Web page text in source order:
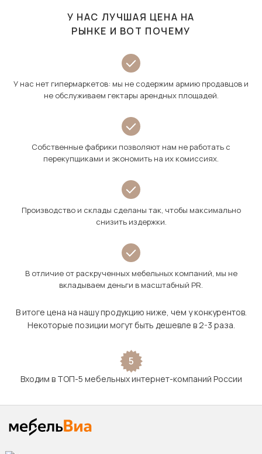
У НАС ЛУЧШАЯ ЦЕНА НА
РЫНКЕ И ВОТ ПОЧЕМУ
У нас нет гипермаркетов: мы не содержим армию продавцов и
не обслуживаем гектары арендных площадей.
Собственные фабрики позволяют нам не работать с
перекупщиками и экономить на их комиссиях.
Производство и склады сделаны так, чтобы максимально
снизить издержки.
В отличие от раскрученных мебельных компаний, мы не
вкладываем деньги в масштабный PR.
В итоге цена на нашу продукцию ниже, чем у конкурентов.
Некоторые позиции могут быть дешевле в 2-3 раза.
5
Входим в ТОП-5 мебельных интернет-компаний России